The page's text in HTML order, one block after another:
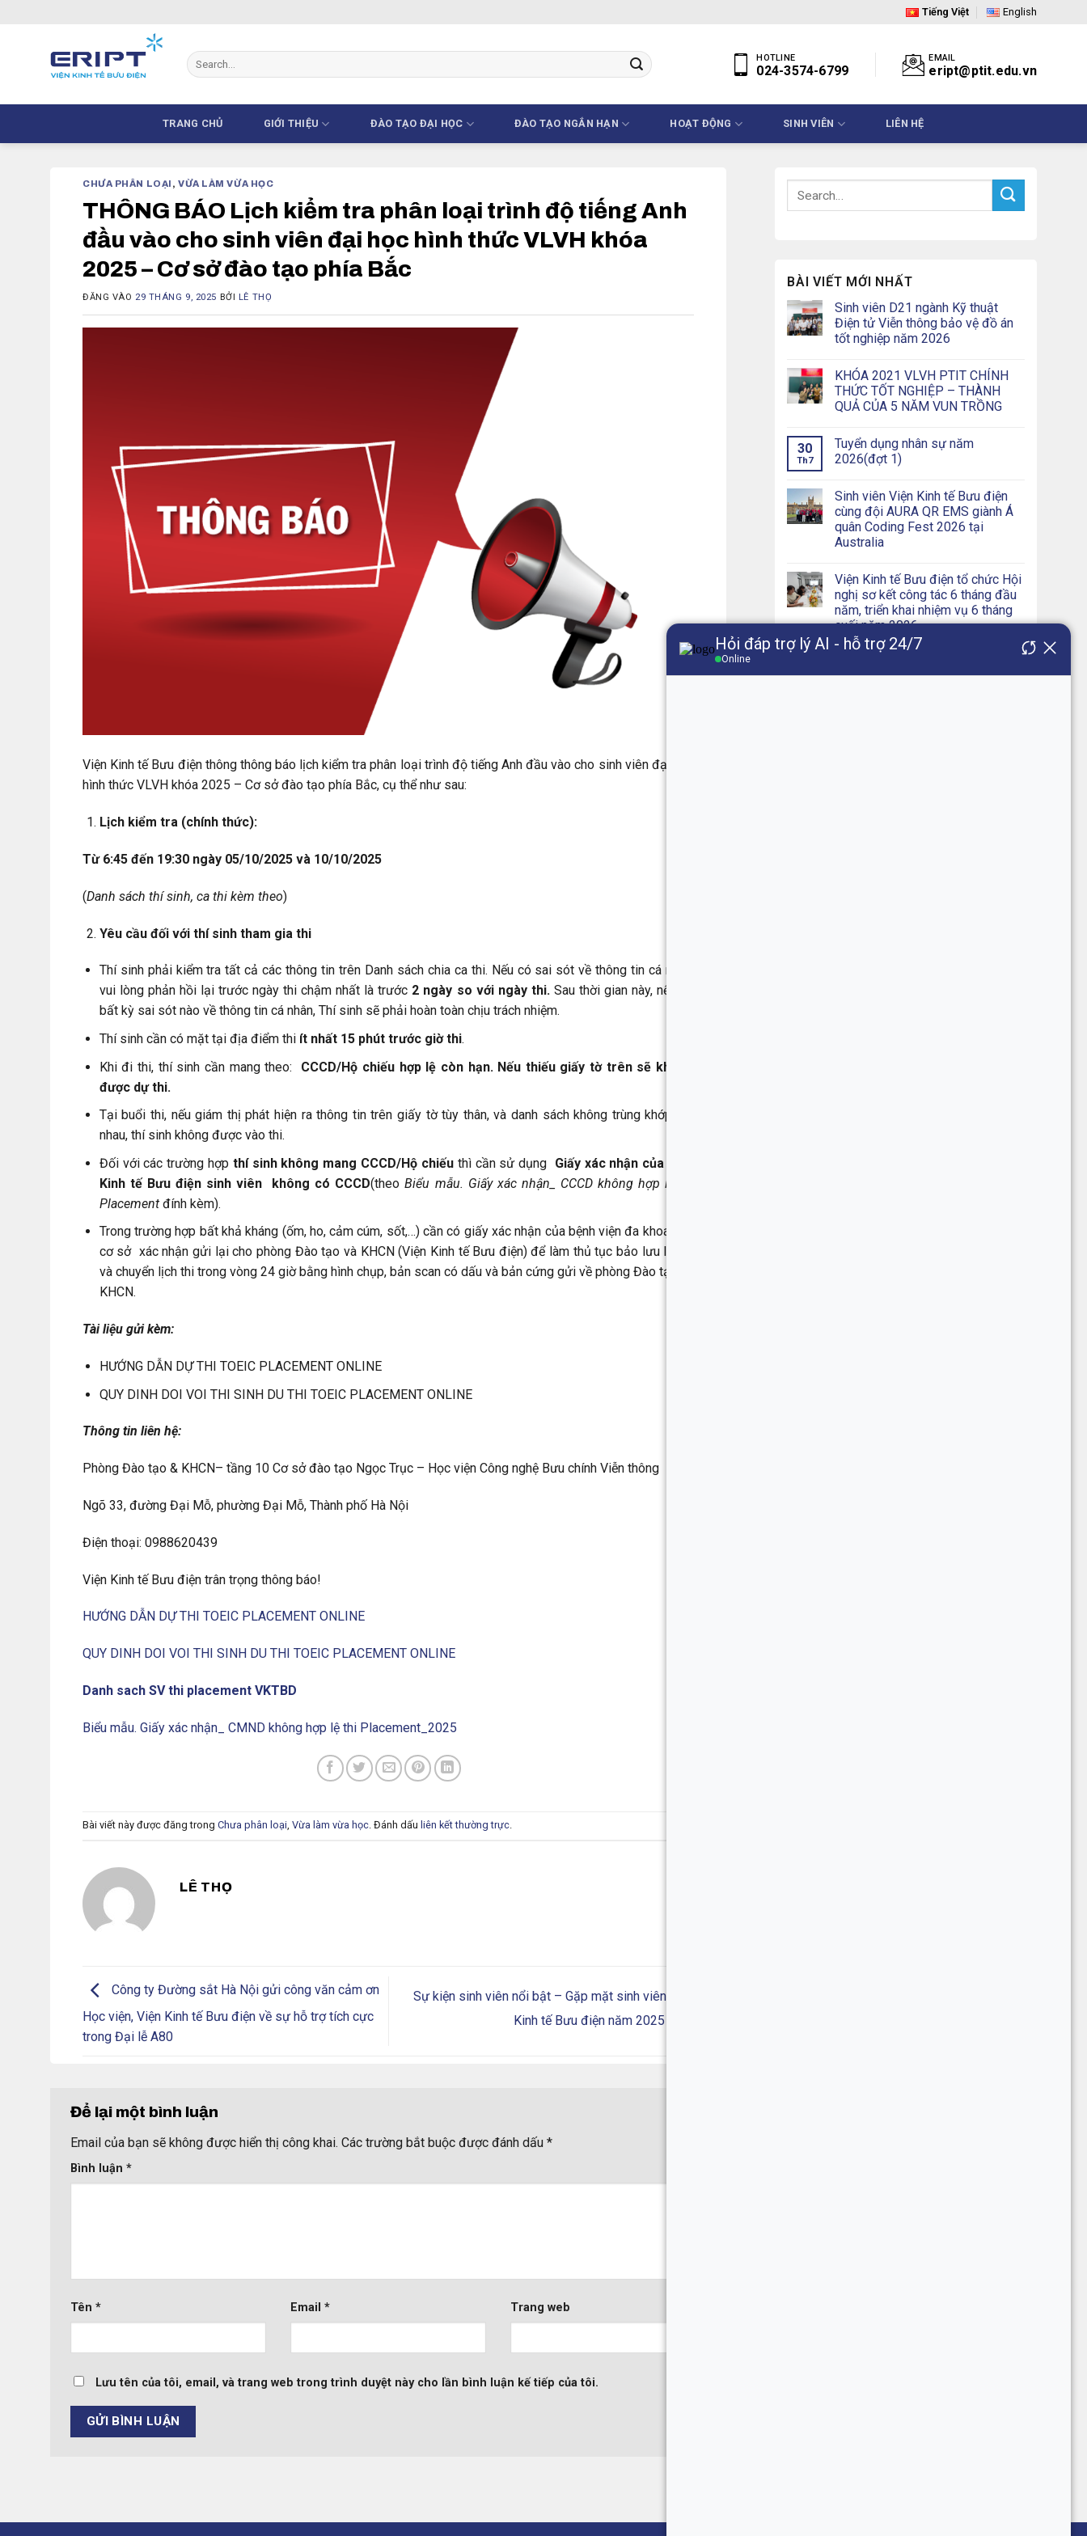
Tiếng Việt English
HOTLINE
024-3574-6799
EMAIL
eript@ptit.edu.vn
TRANG CHỦ GIỚI THIỆU ĐÀO TẠO ĐẠI HỌC ĐÀO TẠO NGẮN HẠN HOẠT ĐỘNG SINH VIÊN LIÊN HỆ
CHƯA PHÂN LOẠI , VỪA LÀM VỪA HỌC
THÔNG BÁO Lịch kiểm tra phân loại trình độ tiếng Anh
đầu vào cho sinh viên đại học hình thức VLVH khóa
2025 – Cơ sở đào tạo phía Bắc
ĐĂNG VÀO 29 THÁNG 9, 2025 BỞI LÊ THỌ
Viện Kinh tế Bưu điện thông thông báo lịch kiểm tra phân loại trình độ tiếng Anh đầu vào cho sinh viên đại học
hình thức VLVH khóa 2025 – Cơ sở đào tạo phía Bắc, cụ thể như sau:
Lịch kiểm tra (chínhthức):
Từ 6:45 đến 19:30 ngày 05/10/2025 và 10/10/2025
(Danh sách thí sinh, ca thi kèm theo)
Yêu cầu đối với thí sinh tham gia thi
Thí sinh phải kiểm tra tất cả các thông tin trên Danh sách chia ca thi. Nếu có sai sót về thông tin cá nhân,
vui lòng phản hồi lại trước ngày thi chậm nhất là trước 2 ngày so với ngày thi.Sau thời gian này, nếu có
bất kỳ sai sót nào về thông tin cá nhân, Thí sinh sẽ phải hoàn toàn chịu trách nhiệm.
Thí sinh cần có mặt tại địa điểm thi ít nhất 15 phút trước giờ thi.
Khi đi thi, thí sinh cần mang theo:
CCCD/Hộ chiếu hợp lệ còn hạn. Nếu thiếu giấy tờ trên sẽ không
được dự thi.
Tại buổi thi, nếu giám thị phát hiện ra thông tin trên giấy tờ tùy thân, và danh sách không trùng khớp với
nhau, thí sinh không được vào thi.
Đối với các trường hợp thí sinh không mang CCCD/Hộ chiếu thì cần sử dụng Giấy xác nhận của Viện
Kinh tế Bưu điện sinh viên không có CCCD(theoBiểu mẫu. Giấy xác nhận_ CCCD không hợp lệ thi
Placementđính kèm).
Trong trường hợp bất khả kháng (ốm, ho, cảm cúm, sốt,…) cần có giấy xác nhận của bệnh viện đa khoa cấp
cơ sở xác nhận gửi lại cho phòng Đào tạo và KHCN (Viện Kinh tế Bưu điện) để làm thủ tục bảo lưu lệ phí
và chuyển lịch thi trong vòng 24 giờ bằng hình chụp, bản scan có dấu và bản cứng gửi về phòng Đào tạo và
KHCN.
Tài liệu gửi kèm:
HƯỚNG DẪN DỰ THI TOEIC PLACEMENT ONLINE
QUY DINH DOI VOI THI SINH DU THI TOEIC PLACEMENT ONLINE
Thông tin liên hệ:
Phòng Đào tạo & KHCN– tầng 10 Cơ sở đào tạo Ngọc Trục – Học viện Công nghệ Bưu chính Viễn thông
Ngõ 33, đường Đại Mỗ, phường Đại Mỗ, Thành phố Hà Nội
Điện thoại: 0988620439
Viện Kinh tế Bưu điện trân trọng thông báo!
HƯỚNG DẪN DỰ THI TOEIC PLACEMENT ONLINE
QUY DINH DOI VOI THI SINH DU THI TOEIC PLACEMENT ONLINE
Danh sach SV thi placement VKTBD
Biểu mẫu. Giấy xác nhận_ CMND không hợp lệ thi Placement_2025
Bài viết này được đăng trong Chưa phân loại, Vừa làm vừa học. Đánh dấu liên kết thường trực.
LÊ THỌ
Công ty Đường sắt Hà Nội gửi công văn cảm ơn
Học viện, Viện Kinh tế Bưu điện về sự hỗ trợ tích cực
trong Đại lễ A80
Sự kiện sinh viên nổi bật – Gặp mặt sinh viên Viện
Kinh tế Bưu điện năm 2025
Để lại một bình luận
Email của bạn sẽ không được hiển thị công khai. Các trường bắt buộc được đánh dấu *
Bình luận *
Tên * Email * Trang web
Lưu tên của tôi, email, và trang web trong trình duyệt này cho lần bình luận kế tiếp của tôi.
BÀI VIẾT MỚI NHẤT
Sinh viên D21 ngành Kỹ thuật
Điện tử Viễn thông bảo vệ đồ án
tốt nghiệp năm 2026
KHÓA 2021 VLVH PTIT CHÍNH
THỨC TỐT NGHIỆP – THÀNH
QUẢ CỦA 5 NĂM VUN TRỒNG
30
Th7
Tuyển dụng nhân sự năm
2026(đợt 1)
Sinh viên Viện Kinh tế Bưu điện
cùng đội AURA QR EMS giành Á
quân Coding Fest 2026 tại
Australia
Viện Kinh tế Bưu điện tổ chức Hội
nghị sơ kết công tác 6 tháng đầu
năm, triển khai nhiệm vụ 6 tháng
cuối năm 2026